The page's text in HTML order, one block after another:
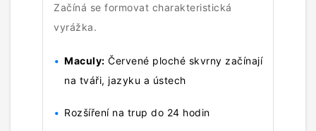
Začíná se formovat charakteristická
vyrážka.
Maculy: Červené ploché skvrny začínají
na tváři, jazyku a ústech
Rozšíření na trup do 24 hodin